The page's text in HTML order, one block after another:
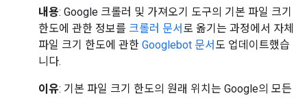
내용: Google 크롤러 및 가져오기 도구의 기본 파일 크기
한도에 관한 정보를 크롤러 문서 로 옮기는 과정에서 자체
파일 크기 한도에 관한 Googlebot 문서 도 업데이트했습
니다.
이유: 기본 파일 크기 한도의 원래 위치는 Google의 모든